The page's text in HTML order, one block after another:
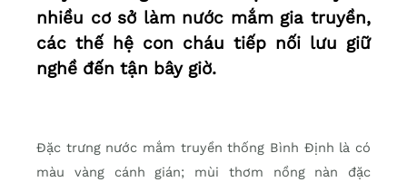
nhiều cơ sở làm nước mắm gia truyền,
các thế hệ con cháu tiếp nối lưu giữ
nghề đến tận bây giờ.
Đặc trưng nước mắm truyền thống Bình Định là có
màu vàng cánh gián; mùi thơm nồng nàn đặc